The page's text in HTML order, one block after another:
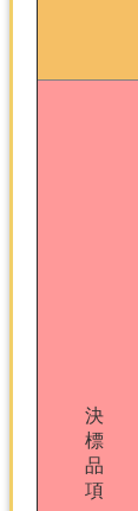
決
標
品
項